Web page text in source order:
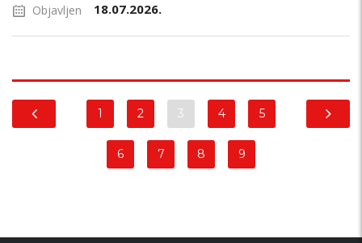
Objavljen 18.07.2026.
1 2 3 4 5
6 7 8 9